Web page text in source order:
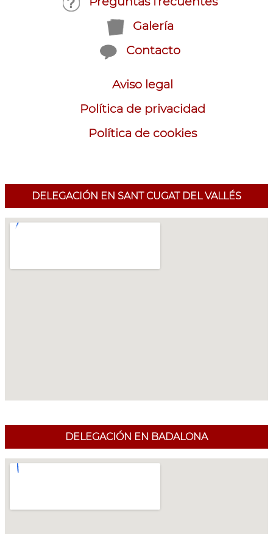
Galería
Contacto
Aviso legal
Política de privacidad
Política de cookies
DELEGACIÓN EN SANT CUGAT DEL VALLÉS
DELEGACIÓN EN BADALONA